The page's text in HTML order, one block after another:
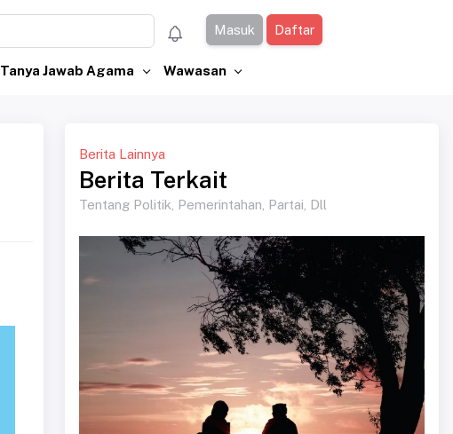
Masuk Daftar
Tanya Jawab Agama Wawasan
Berita Lainnya
Berita Terkait
Tentang Politik, Pemerintahan, Partai, Dll